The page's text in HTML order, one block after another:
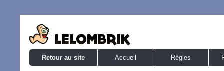
Retour au site Accueil Règles